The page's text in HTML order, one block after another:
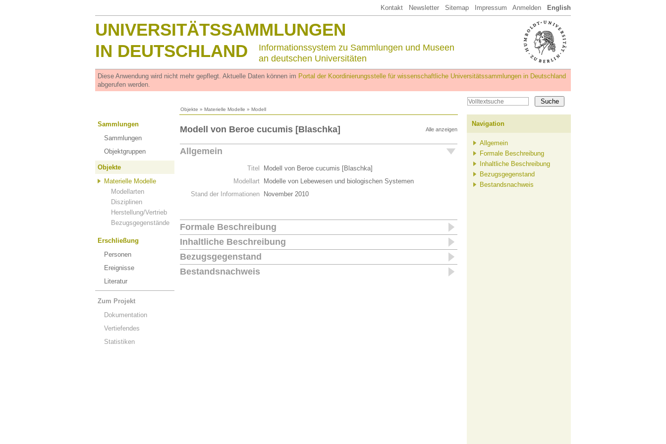
Kontakt Newsletter Sitemap Impressum Anmelden English
UNIVERSITÄTSSAMMLUNGEN
IN DEUTSCHLAND
Informationssystem zu Sammlungen und Museen
an deutschen Universitäten
Diese Anwendung wird nicht mehr gepflegt. Aktuelle Daten können im Portal der Koordinierungsstelle für wissenschaftliche Universitätssammlungen in Deutschland
abgerufen werden.
Objekte » Materielle Modelle » Modell
Sammlungen
Sammlungen
Objektgruppen
Objekte
Materielle Modelle
Modellarten
Disziplinen
Herstellung/Vertrieb
Bezugsgegenstände
Erschließung
Personen
Ereignisse
Literatur
Zum Projekt
Dokumentation
Vertiefendes
Statistiken
Alle anzeigen
Modell von Beroe cucumis [Blaschka]
Allgemein
Titel
Modell von Beroe cucumis [Blaschka]
Modellart
Modelle von Lebewesen und biologischen Systemen
Stand der Informationen
November 2010
Formale Beschreibung
Inhaltliche Beschreibung
Bezugsgegenstand
Bestandsnachweis
Navigation
Allgemein
Formale Beschreibung
Inhaltliche Beschreibung
Bezugsgegenstand
Bestandsnachweis